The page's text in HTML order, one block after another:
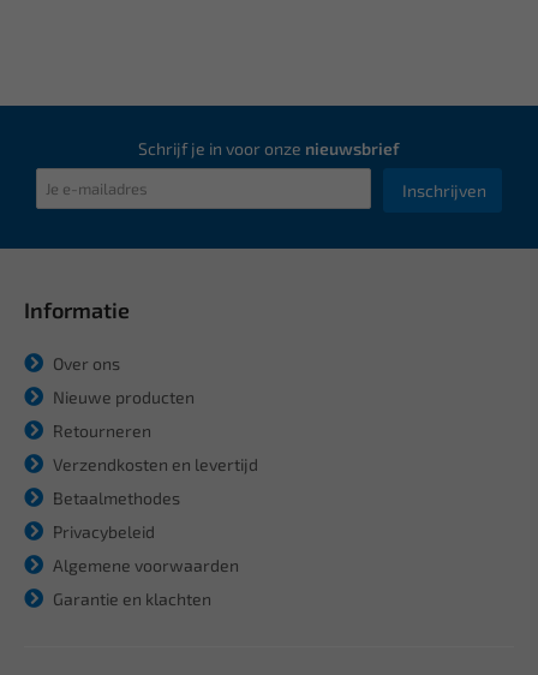
Schrijf je in voor onze nieuwsbrief
Inschrijven
Informatie
Over ons
Nieuwe producten
Retourneren
Verzendkosten en levertijd
Betaalmethodes
Privacybeleid
Algemene voorwaarden
Garantie en klachten